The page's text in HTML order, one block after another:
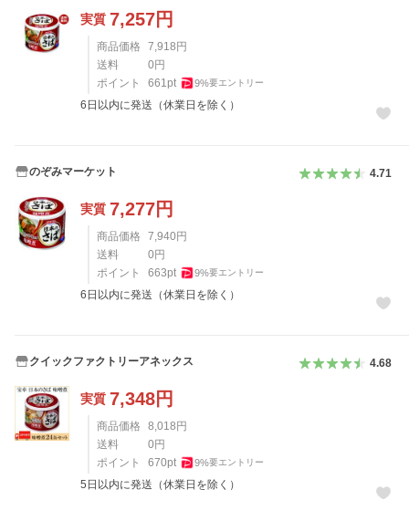
実質 7,257円
商品価格 7,918 円
送料
0 円
ポイント
661pt 9%要エントリー
6日以内に発送（休業日を除く）
のぞみマーケット 4.71
実質 7,277円
商品価格 7,940 円
送料
0 円
ポイント
663pt 9%要エントリー
6日以内に発送（休業日を除く）
クイックファクトリーアネックス 4.68
実質 7,348円
商品価格 8,018 円
送料
0 円
ポイント
670pt 9%要エントリー
5日以内に発送（休業日を除く）